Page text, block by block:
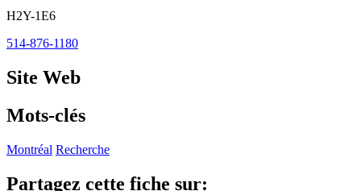
H2Y-1E6
514-876-1180
Site Web
Mots-clés
Montréal Recherche
Partagez cette fiche sur: